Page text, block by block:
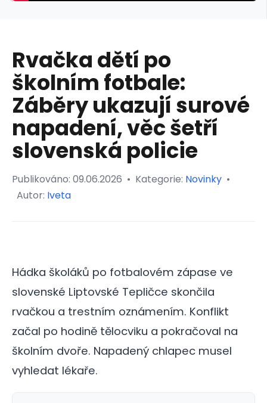
Rvačka dětí po
školním fotbale:
Záběry ukazují surové
napadení, věc šetří
slovenská policie
Publikováno: 09.06.2026 • Kategorie: Novinky •
Autor: Iveta
Hádka školáků po fotbalovém zápase ve
slovenské Liptovské Tepličce skončila
rvačkou a trestním oznámením. Konflikt
začal po hodině tělocviku a pokračoval na
školním dvoře. Napadený chlapec musel
vyhledat lékaře.